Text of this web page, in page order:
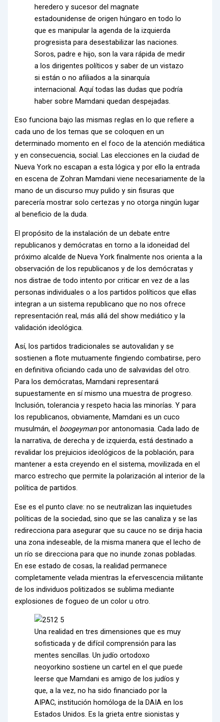
heredero y sucesor del magnate
estadounidense de origen húngaro en todo lo
que es manipular la agenda de la izquierda
progresista para desestabilizar las naciones.
Soros, padre e hijo, son la vara rápida de medir
a los dirigentes políticos y saber de un vistazo
si están o no afiliados a la sinarquía
internacional. Aquí todas las dudas que podría
haber sobre Mamdani quedan despejadas.
Eso funciona bajo las mismas reglas en lo que refiere a
cada uno de los temas que se coloquen en un
determinado momento en el foco de la atención mediática
y en consecuencia, social. Las elecciones en la ciudad de
Nueva York no escapan a esta lógica y por ello la entrada
en escena de Zohran Mamdani viene necesariamente de la
mano de un discurso muy pulido y sin fisuras que
parecería mostrar solo certezas y no otorga ningún lugar
al beneficio de la duda.
El propósito de la instalación de un debate entre
republicanos y demócratas en torno a la idoneidad del
próximo alcalde de Nueva York finalmente nos orienta a la
observación de los republicanos y de los demócratas y
nos distrae de todo intento por criticar en vez de a las
personas individuales o a los partidos políticos que ellas
integran a un sistema republicano que no nos ofrece
representación real, más allá del show mediático y la
validación ideológica.
Así, los partidos tradicionales se autovalidan y se
sostienen a flote mutuamente fingiendo combatirse, pero
en definitiva oficiando cada uno de salvavidas del otro.
Para los demócratas, Mamdani representará
supuestamente en sí mismo una muestra de progreso.
Inclusión, tolerancia y respeto hacia las minorías. Y para
los republicanos, obviamente, Mamdani es un cuco
musulmán, el boogeymanpor antonomasia. Cada lado de
la narrativa, de derecha y de izquierda, está destinado a
revalidar los prejuicios ideológicos de la población, para
mantener a esta creyendo en el sistema, movilizada en el
marco estrecho que permite la polarización al interior de la
política de partidos.
Ese es el punto clave: no se neutralizan las inquietudes
políticas de la sociedad, sino que se las canaliza y se las
redirecciona para asegurar que su cauce no se dirija hacia
una zona indeseable, de la misma manera que el lecho de
un río se direcciona para que no inunde zonas pobladas.
En ese estado de cosas, la realidad permanece
completamente velada mientras la efervescencia militante
de los individuos politizados se sublima mediante
explosiones de fogueo de un color u otro.
Una realidad en tres dimensiones que es muy
sofisticada y de difícil comprensión para las
mentes sencillas. Un judío ortodoxo
neoyorkino sostiene un cartel en el que puede
leerse que Mamdani es amigo de los judíos y
que, a la vez, no ha sido financiado por la
AIPAC, institución homóloga de la DAIA en los
Estados Unidos. Es la grieta entre sionistas y